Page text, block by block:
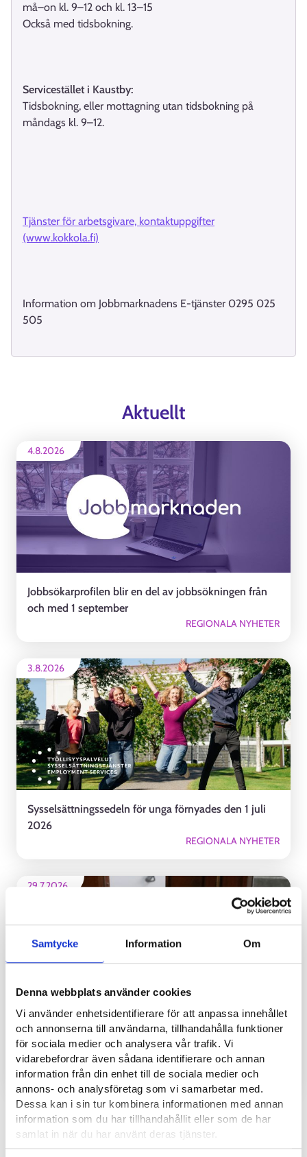
Samtycke Information Om
Denna webbplats använder cookies
Vi använder enhetsidentifierare för att anpassa innehållet
och annonserna till användarna, tillhandahålla funktioner
för sociala medier och analysera vår trafik. Vi
vidarebefordrar även sådana identifierare och annan
information från din enhet till de sociala medier och
annons- och analysföretag som vi samarbetar med.
Dessa kan i sin tur kombinera informationen med annan
information som du har tillhandahållit eller som de har
samlat in när du har använt deras tjänster.
må–on kl. 9–12 och kl. 13–15
Också med tidsbokning.
Servicestället i Kaustby:
Tidsbokning, eller mottagning utan tidsbokning på
måndags kl. 9–12.
Tjänster för arbetsgivare, kontaktuppgifter
(www.kokkola.fi)
Information om Jobbmarknadens E-tjänster 0295 025
505
Aktuellt
4.8.2026
Jobbsökarprofilen blir en del av jobbsökningen från
och med 1 september
REGIONALA NYHETER
3.8.2026
Sysselsättningssedeln för unga förnyades den 1 juli
2026
REGIONALA NYHETER
29.7.2026
Tar ditt sommarjobb slut och du har ännu ingen
arbets- eller studieplats? Kom ihåg att anmäla dig
som arbetssökande
REGIONALA NYHETER
Se alla